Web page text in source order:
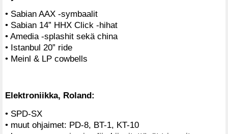
• Sabian AAX -symbaalit
• Sabian 14” HHX Click -hihat
• Amedia -splashit sekä china
• Istanbul 20” ride
• Meinl & LP cowbells
Elektroniikka, Roland:
• SPD-SX
• muut ohjaimet: PD-8, BT-1, KT-10